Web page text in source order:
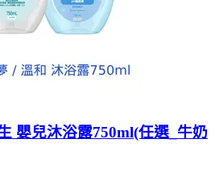
嬰兒沐浴露750ml(任選_牛奶